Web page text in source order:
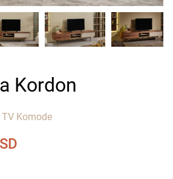
Kordon
TV Komode